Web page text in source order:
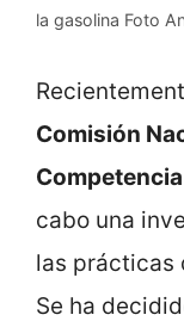
la gasolina Foto
Comisión
cabo una
las prácticas
Se ha